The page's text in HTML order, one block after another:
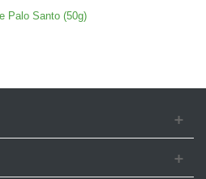
Palo Santo (50g)